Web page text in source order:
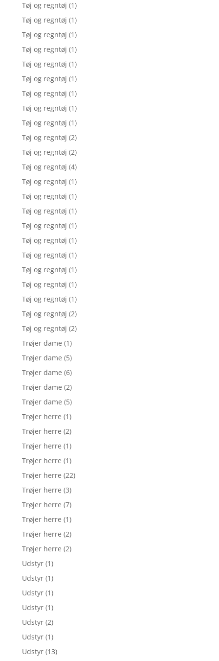
Tøj og regntøj (1)
Tøj og regntøj (1)
Tøj og regntøj (1)
Tøj og regntøj (1)
Tøj og regntøj (1)
Tøj og regntøj (1)
Tøj og regntøj (1)
Tøj og regntøj (1)
Tøj og regntøj (1)
Tøj og regntøj (2)
Tøj og regntøj (2)
Tøj og regntøj (4)
Tøj og regntøj (1)
Tøj og regntøj (1)
Tøj og regntøj (1)
Tøj og regntøj (1)
Tøj og regntøj (1)
Tøj og regntøj (1)
Tøj og regntøj (1)
Tøj og regntøj (1)
Tøj og regntøj (1)
Tøj og regntøj (2)
Tøj og regntøj (2)
Trøjer dame (1)
Trøjer dame (5)
Trøjer dame (6)
Trøjer dame (2)
Trøjer dame (5)
Trøjer herre (1)
Trøjer herre (2)
Trøjer herre (1)
Trøjer herre (1)
Trøjer herre (22)
Trøjer herre (3)
Trøjer herre (7)
Trøjer herre (1)
Trøjer herre (2)
Trøjer herre (2)
Udstyr (1)
Udstyr (1)
Udstyr (1)
Udstyr (1)
Udstyr (2)
Udstyr (1)
Udstyr (13)